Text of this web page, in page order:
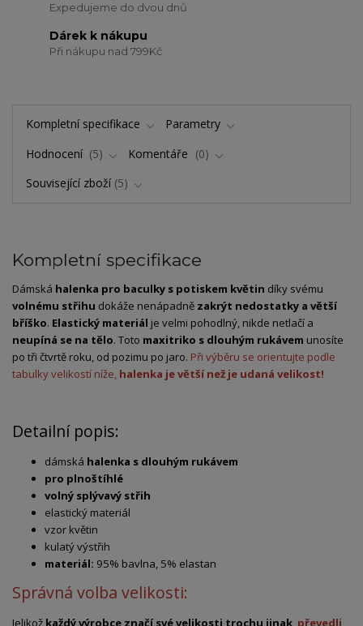
Expedujeme do dvou dnů
Dárek k nákupu
Při nákupu nad 799Kč
Kompletní specifikace
Parametry
Hodnocení
5 Komentáře
0
Související zboží 5
Kompletní specifikace
Dámská halenka pro baculky s potiskem květin díky svému
volnému střihu dokáže nenápadně zakrýt nedostatky a větší
bříško. Elastický materiál je velmi pohodlný, nikde netlačí a
neupíná se na tělo. Toto maxitriko s dlouhým rukávem unosíte
po tři čtvrtě roku, od pozimu po jaro. Při výběru se orientujte podle
tabulky velikostí níže, halenka je větší než je udaná velikost!
Detailní popis:
dámská halenka s dlouhým rukávem
pro plnoštíhlé
volný splývavý střih
elastický materiál
vzor květin
kulatý výstřih
materiál: 95% bavlna, 5% elastan
Správná volba velikosti:
Jelikož každý výrobce značí své velikosti trochu jinak převedli